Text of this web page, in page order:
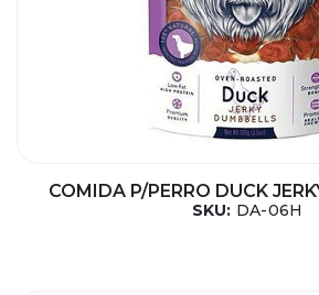
COMIDA P/PERRO DUCK
SKU: DA-06H